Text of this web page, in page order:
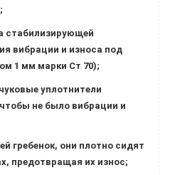
стабилизирующей
вибрации и износа под
1 мм марки Ст 70);
уплотнители
не было вибрации и
гребенок, они плотно сидят
предотвращая их износ;